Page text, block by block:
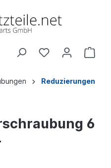
Reduzierungen
6